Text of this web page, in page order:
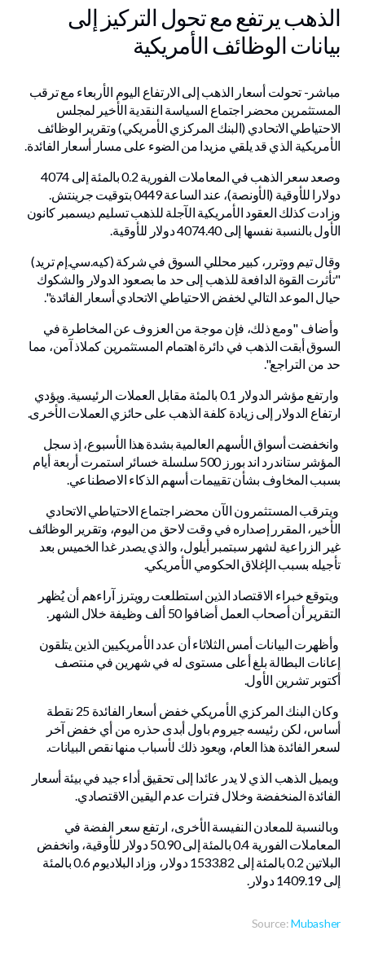
الذهب يرتفع مع تحول التركيز إلى
بيانات الوظائف الأمريكية
مباشر- تحولت أسعار الذهب إلى الارتفاع اليوم الأربعاء مع ترقب
المستثمرين محضر اجتماع السياسة النقدية الأخير لمجلس
الاحتياطي الاتحادي (البنك المركزي الأمريكي) وتقرير الوظائف
الأمريكية الذي قد يلقي مزيدا من الضوء على مسار أسعار الفائدة.
وصعد سعر الذهب في المعاملات الفورية 0.2 بالمئة إلى 4074
دولارا للأوقية (الأونصة)، عند الساعة 0449 بتوقيت جرينتش.
وزادت كذلك العقود الأمريكية الآجلة للذهب تسليم ديسمبر كانون
الأول بالنسبة نفسها إلى 4074.40 دولار للأوقية.
وقال تيم ووترر، كبير محللي السوق في شركة (كيه.سي.إم تريد)
"تأثرت القوة الدافعة للذهب إلى حد ما بصعود الدولار والشكوك
حيال الموعد التالي لخفض الاحتياطي الاتحادي أسعار الفائدة".
وأضاف "ومع ذلك، فإن موجة من العزوف عن المخاطرة في
السوق أبقت الذهب في دائرة اهتمام المستثمرين كملاذ آمن، مما
حد من التراجع".
وارتفع مؤشر الدولار 0.1 بالمئة مقابل العملات الرئيسية. ويؤدي
ارتفاع الدولار إلى زيادة كلفة الذهب على حائزي العملات الأخرى.
وانخفضت أسواق الأسهم العالمية بشدة هذا الأسبوع، إذ سجل
المؤشر ستاندرد اند بورز 500 سلسلة خسائر استمرت أربعة أيام
بسبب المخاوف بشأن تقييمات أسهم الذكاء الاصطناعي.
ويترقب المستثمرون الآن محضر اجتماع الاحتياطي الاتحادي
الأخير، المقرر إصداره في وقت لاحق من اليوم، وتقرير الوظائف
غير الزراعية لشهر سبتمبر أيلول، والذي يصدر غدا الخميس بعد
تأجيله بسبب الإغلاق الحكومي الأمريكي.
ويتوقع خبراء الاقتصاد الذين استطلعت رويترز آراءهم أن يُظهر
التقرير أن أصحاب العمل أضافوا 50 ألف وظيفة خلال الشهر.
وأظهرت البيانات أمس الثلاثاء أن عدد الأمريكيين الذين يتلقون
إعانات البطالة بلغ أعلى مستوى له في شهرين في منتصف
أكتوبر تشرين الأول.
وكان البنك المركزي الأمريكي خفض أسعار الفائدة 25 نقطة
أساس، لكن رئيسه جيروم باول أبدى حذره من أي خفض آخر
لسعر الفائدة هذا العام، ويعود ذلك لأسباب منها نقص البيانات.
ويميل الذهب الذي لا يدر عائدا إلى تحقيق أداء جيد في بيئة أسعار
الفائدة المنخفضة وخلال فترات عدم اليقين الاقتصادي.
وبالنسبة للمعادن النفيسة الأخرى، ارتفع سعر الفضة في
المعاملات الفورية 0.4 بالمئة إلى 50.90 دولار للأوقية، وانخفض
البلاتين 0.2 بالمئة إلى 1533.82 دولار، وزاد البلاديوم 0.6 بالمئة
إلى 1409.19 دولار.
Source:Mubasher